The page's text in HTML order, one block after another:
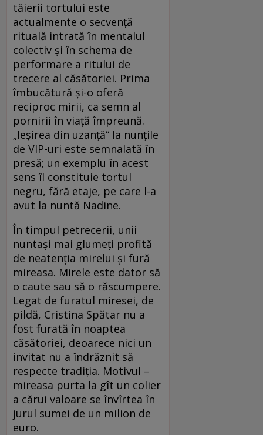
tăierii tortului este
actualmente o secvenţă
rituală intrată în mentalul
colectiv şi în schema de
performare a ritului de
trecere al căsătoriei. Prima
îmbucătură şi-o oferă
reciproc mirii, ca semn al
pornirii în viaţă împreună.
„Ieşirea din uzanţă“ la nunțile
de VIP-uri este semnalată în
presă; un exemplu în acest
sens îl constituie tortul
negru, fără etaje, pe care l-a
avut la nuntă Nadine.
În timpul petrecerii, unii
nuntaşi mai glumeţi profită
de neatenţia mirelui şi fură
mireasa. Mirele este dator să
o caute sau să o răscumpere.
Legat de furatul miresei, de
pildă, Cristina Spătar nu a
fost furată în noaptea
căsătoriei, deoarece nici un
invitat nu a îndrăznit să
respecte tradiţia. Motivul –
mireasa purta la gît un colier
a cărui valoare se învîrtea în
jurul sumei de un milion de
euro.